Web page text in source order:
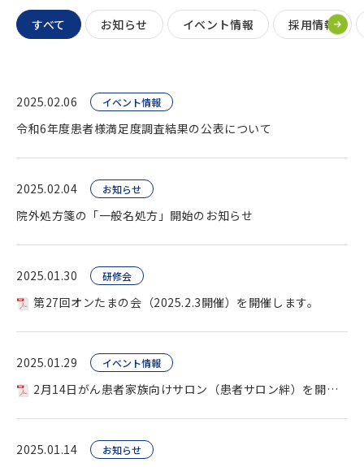
すべて お知らせ イベント情報 採用情報
2025.02.06 イベント情報
令和6年度患者様満足度調査結果の公表について
2025.02.04 お知らせ
院外処方箋の「一般名処方」開始のお知らせ
2025.01.30 研修会
第27回オンたまの会（2025.2.3開催）を開催します。
2025.01.29 イベント情報
2月14日がん患者家族向けサロン（患者サロン絆）を開催します
2025.01.14 お知らせ